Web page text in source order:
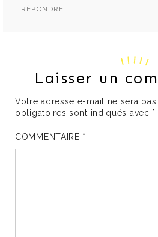
RÉPONDRE
Laisser un
Votre adresse e-mail ne sera
obligatoires sont indiqués avec *
COMMENTAIRE *